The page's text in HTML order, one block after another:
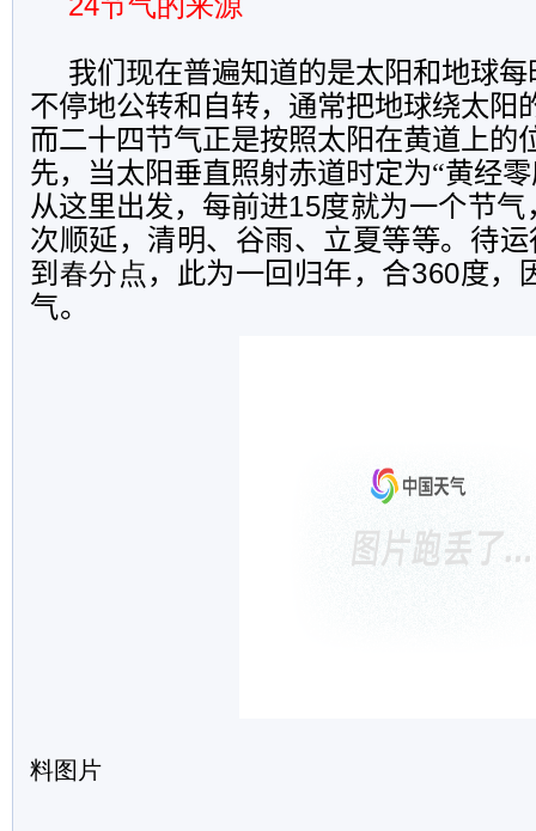
我们现在普遍知道的是太阳和地球
不停地公转和自转，通常把地球绕太阳
而二十四节气正是按照太阳在黄道上的
先，当太阳垂直照射赤道时定为“黄经
从这里出发，每前进15度就为一个节
次顺延，清明、谷雨、立夏等等。待
到 春分点 ，此为一回归年，合360度，
气。
料图片